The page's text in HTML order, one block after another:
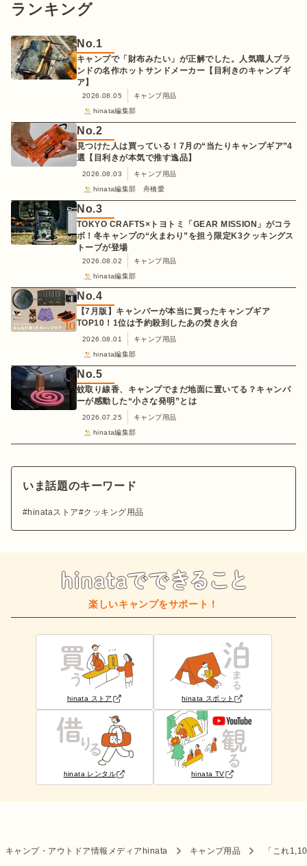
ランキング
No.1
キャンプで「財布みたい」が正解でした。人気職人ブラ
ンドの名作ホットサンドメーカー【目利きのキャンプギ
ア】
2026.08.05
キャンプ用品
hinata編集部
No.2
見つけた人は買っている！7月の“当たりキャンプギア”4
選【目利きが本気で推す逸品】
2026.08.03
キャンプ用品
hinata編集部 舟橋愛
No.3
TOKYO CRAFTS×トヨトミ「GEAR MISSION」がコラ
ボ！冬キャンプの“火まわり”を担う限定K3クッキングス
トーブが登場
2026.08.02
キャンプ用品
hinata編集部
No.4
【7月版】キャンパーが本当に買ったキャンプギア
TOP10！1位は予約殺到したあの焚き火台
2026.08.01
キャンプ用品
hinata編集部
No.5
蚊取り線香、キャンプでまだ地面に置いてる？キャンパ
ーが感動した“小さな発明”とは
2026.07.25
キャンプ用品
hinata編集部
いま話題のキーワード
hinataストア クッキング用品
楽しいキャンプをサポート！
hinata ストア hinata スポット
hinata レンタル hinata TV
キャンプ・アウトドア情報メディアhinata キャンプ用品 「これ